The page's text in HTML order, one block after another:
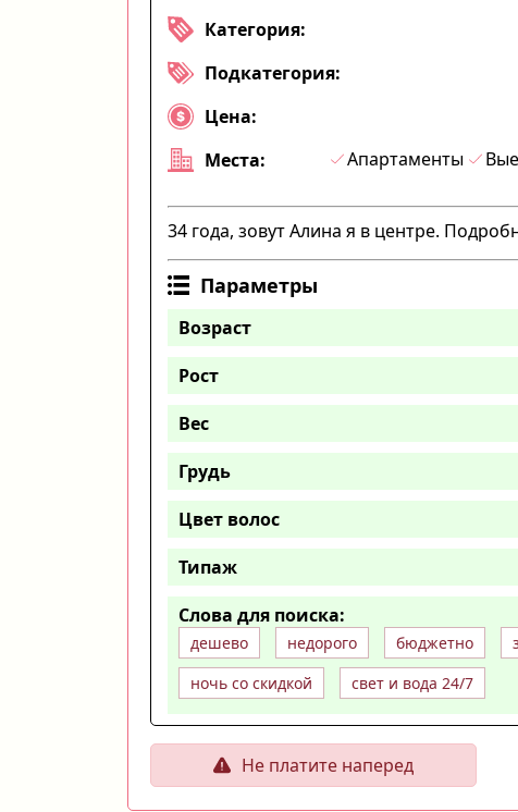
Категория:
Подкатегория:
Цена:
Места:
Апартаменты
34 года, зовут Алина я в центре.
Параметры
Возраст
Рост
Вес
Грудь
Цвет волос
Типаж
Слова для поиска:
дешево недорого бюджетно
ночь со скидкой
свет и вода 24/7
Не платите наперед